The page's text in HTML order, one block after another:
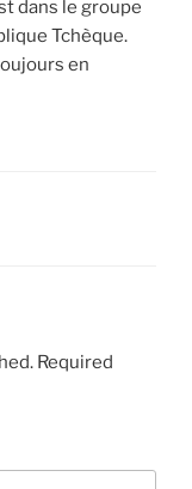
dans le groupe
Tchèque.
en
Required